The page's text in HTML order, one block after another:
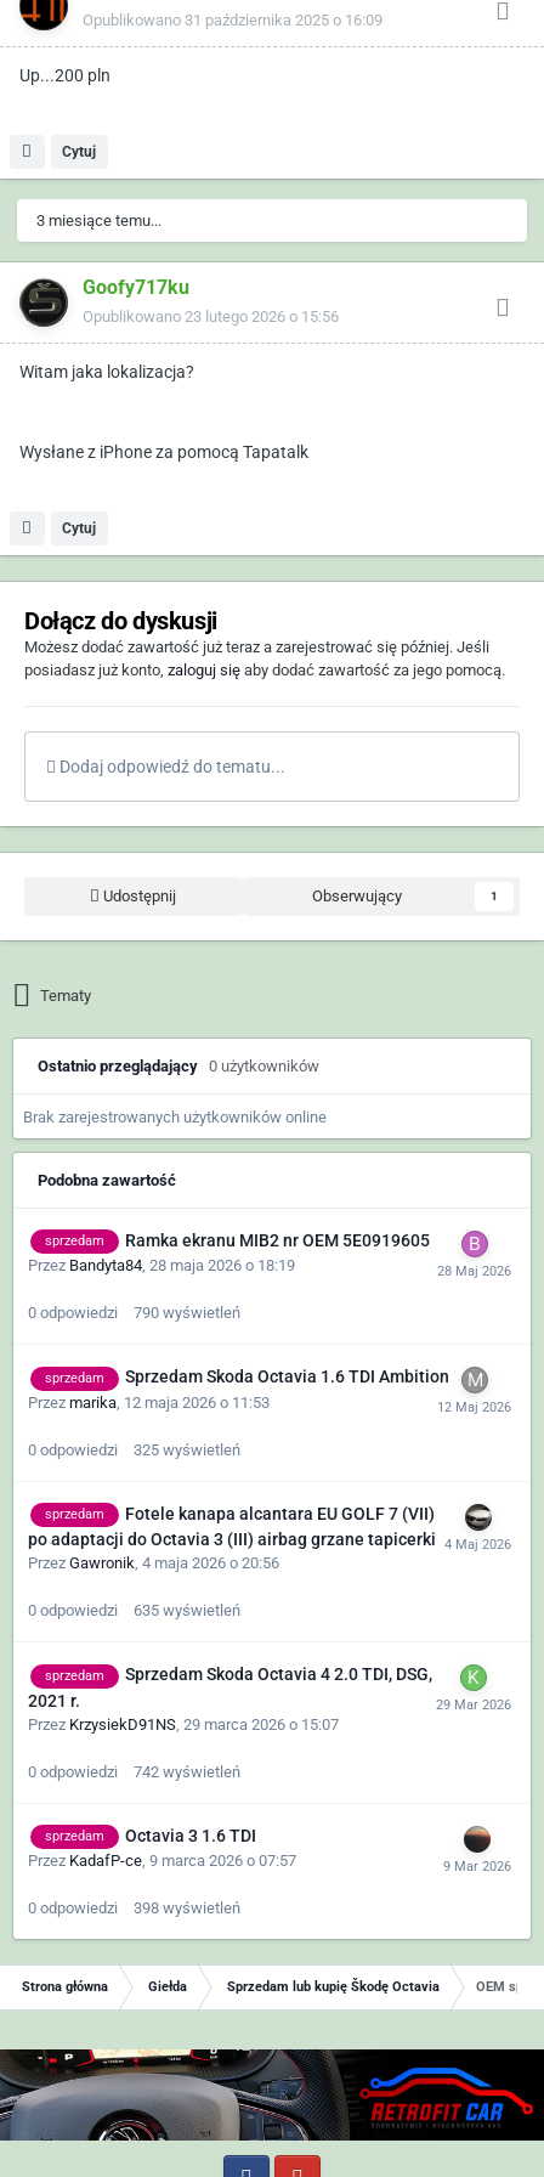
Opublikowano 31 października 2025 o 16:09
Up...200 pln
Cytuj
3 miesiące temu...
Goofy717ku
Opublikowano 23 lutego 2026 o 15:56
Witam jaka lokalizacja?
Wysłane z iPhone za pomocą Tapatalk
Cytuj
Dołącz do dyskusji
Możesz dodać zawartość już teraz a zarejestrować się później. Jeśli
posiadasz już konto, zaloguj się aby dodać zawartość za jego pomocą.
Dodaj odpowiedź do tematu...
Udostępnij Obserwujący 1
Tematy
Ostatnio przeglądający 0 użytkowników
Brak zarejestrowanych użytkowników online
Podobna zawartość
sprzedam Ramka ekranu MIB2 nr OEM 5E0919605
Przez Bandyta84, 28 maja 2026 o 18:19
0 odpowiedzi 790 wyświetleń
sprzedam Sprzedam Skoda Octavia 1.6 TDI Ambition
Przez marika 12 maja 2026 o 11:53
0 odpowiedzi 325 wyświetleń
sprzedam
Fotele kanapa alcantara EU GOLF 7 (VII)
po adaptacji do Octavia 3 (III) airbag grzane tapicerki
Przez Gawronik, 4 maja 2026 o 20:56
0 odpowiedzi 635 wyświetleń
sprzedam
Sprzedam Skoda Octavia 4 2.0 TDI, DSG,
2021 r.
Przez KrzysiekD91NS 29 marca 2026 o 15:07
0 odpowiedzi 742 wyświetleń
sprzedam Octavia 3 1.6 TDI
Przez KadafP-ce, 9 marca 2026 o 07:57
0 odpowiedzi 398 wyświetleń
Strona główna Giełda Sprzedam lub kupię Škodę Octavia OEM